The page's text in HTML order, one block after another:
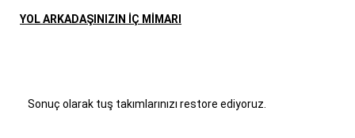
YOL ARKADAŞINIZIN İÇ MİMARI
Sonuç olarak tuş takımlarınızı restore ediyoruz.